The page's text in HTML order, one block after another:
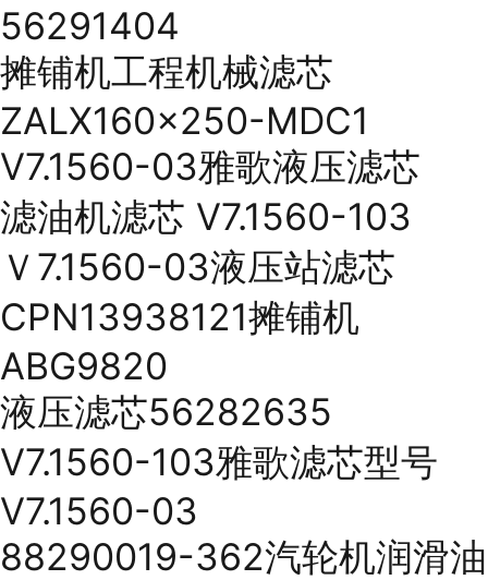
56291404
摊铺机工程机械滤芯
ZALX160x250-MDC1
V7.1560-03雅歌液压滤芯
滤油机滤芯 V7.1560-103
Ｖ7.1560-03液压站滤芯
CPN13938121摊铺机
ABG9820
液压滤芯56282635
V7.1560-103雅歌滤芯型号
V7.1560-03
88290019-362汽轮机润滑油